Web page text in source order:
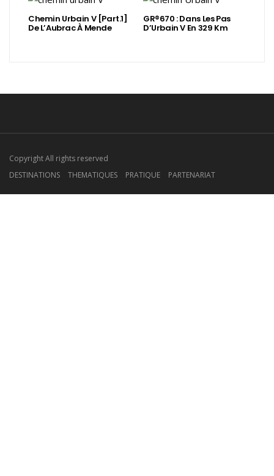
Chemin Urbain V [Part.1]
De L’Aubrac À Mende
GR®670 : Dans Les Pas
D’Urbain V En 329 Km
Copyright All rights reserved
DESTINATIONS
THEMATIQUES PRATIQUE PARTENARIAT